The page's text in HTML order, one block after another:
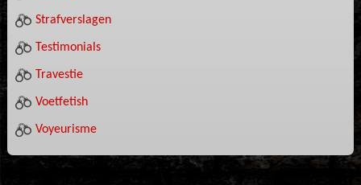
Strafverslagen
Testimonials
Travestie
Voetfetish
Voyeurisme